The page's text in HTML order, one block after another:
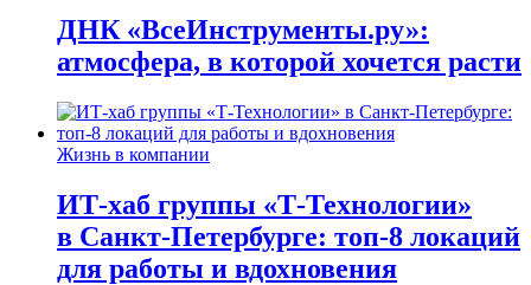
ДНК «ВсеИнструменты.ру»:
атмосфера, в которой хочется расти
Жизнь в компании
ИТ-хаб группы «Т-Технологии»
в Санкт-Петербурге: топ-8 локаций
для работы и вдохновения